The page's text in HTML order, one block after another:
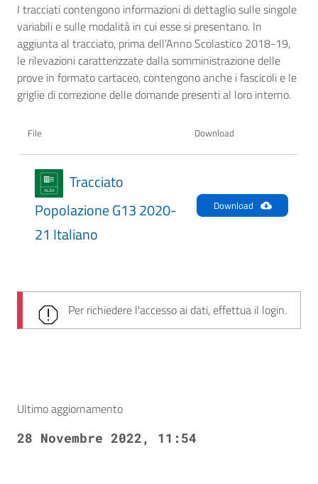
I tracciati contengono informazioni di dettaglio sulle singole
variabili e sulle modalità in cui esse si presentano. In
aggiunta al tracciato, prima dell’Anno Scolastico 2018-19,
le rilevazioni caratterizzate dalla somministrazione delle
prove in formato cartaceo, contengono anche i fascicoli e le
griglie di correzione delle domande presenti al loro interno.
File Download
Tracciato
Popolazione G13 2020-
21 Italiano
Download
Per richiedere l'accesso ai dati, effettua il login.
Ultimo aggiornamento
28 Novembre 2022, 11:54